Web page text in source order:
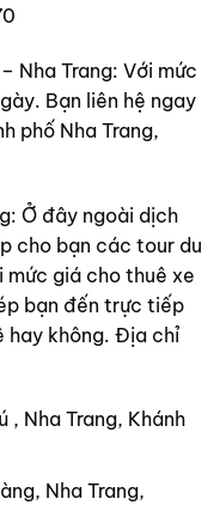
Nha Trang: Với mức
Bạn liên hệ ngay
phố Nha Trang,
Ở đây ngoài dịch
cho bạn các tour du
giá cho thuê xe
bạn đến trực tiếp
hay không. Địa chỉ
, Nha Trang, Khánh
Nha Trang,